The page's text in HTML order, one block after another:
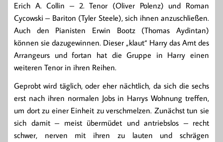
Erich A. Collin – 2. Tenor (Oliver Polenz) und Roman
Cycowski – Bariton (Tyler Steele), sich ihnen anzuschließen.
Auch den Pianisten Erwin Bootz (Thomas Aydintan)
können sie dazugewinnen. Dieser „klaut“ Harry das Amt des
Arrangeurs und fortan hat die Gruppe in Harry einen
weiteren Tenor in ihren Reihen.
Geprobt wird täglich, oder eher nächtlich, da sich die sechs
erst nach ihren normalen Jobs in Harrys Wohnung treffen,
um dort zu einer Einheit zu verschmelzen. Zunächst tun sie
sich damit – meist übermüdet und antriebslos – recht
schwer, nerven mit ihren zu lauten und schrägen